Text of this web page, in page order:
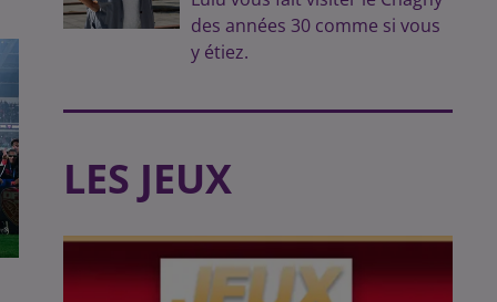
des années 30 comme si vous
y étiez.
LES JEUX